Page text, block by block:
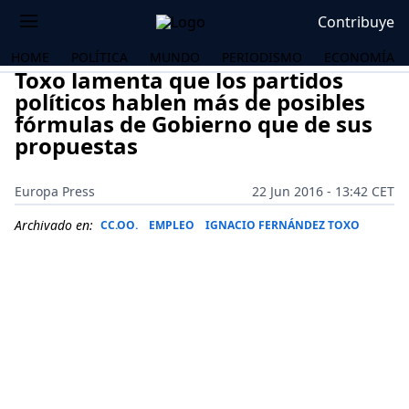
Contribuye
HOME POLÍTICA MUNDO PERIODISMO ECONOMÍA
Toxo lamenta que los partidos
políticos hablen más de posibles
fórmulas de Gobierno que de sus
propuestas
Europa Press
22 Jun 2016 - 13:42 CET
Archivado en: CC.OO. EMPLEO IGNACIO FERNÁNDEZ TOXO